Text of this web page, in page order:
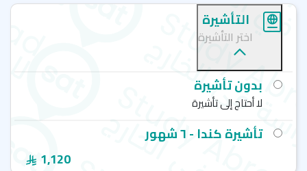
التأشيرة
اختر التأشيرة
بدون تأشيرة
لا أحتاج إلى تأشيرة
تأشيرة كندا - ٦ شهور
1,120